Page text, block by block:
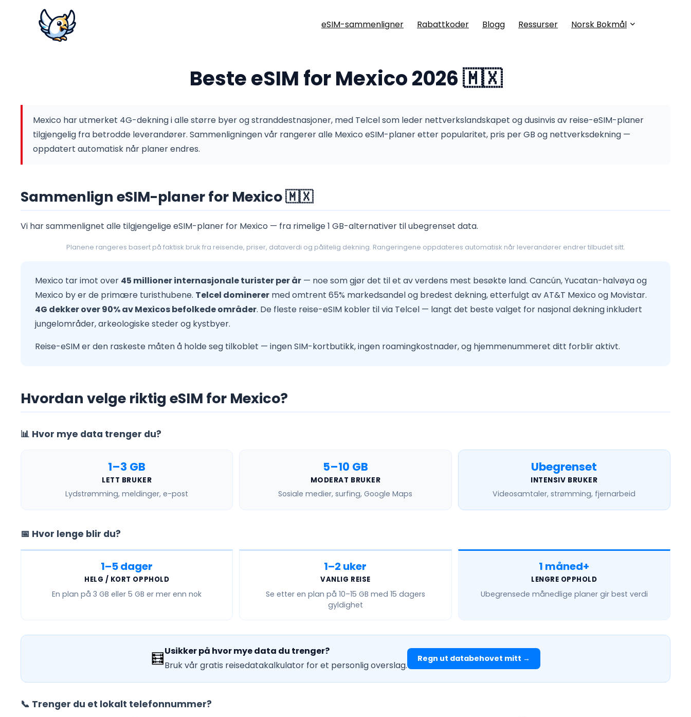
eSIM-sammenligner Rabattkoder Blogg Ressurser Norsk Bokmål
Beste eSIM for Mexico 2026 🇲🇽
Mexico har utmerket 4G-dekning i alle større byer og stranddestnasjoner, med Telcel som leder nettverkslandskapet og dusinvis av reise-eSIM-planer
tilgjengelig fra betrodde leverandører. Sammenligningen vår rangerer alle Mexico eSIM-planer etter popularitet, pris per GB og nettverksdekning —
oppdatert automatisk når planer endres.
Sammenlign eSIM-planer for Mexico 🇲🇽
Vi har sammenlignet alle tilgjengelige eSIM-planer for Mexico — fra rimelige 1 GB-alternativer til ubegrenset data.
Planene rangeres basert på faktisk bruk fra reisende, priser, dataverdi og pålitelig dekning. Rangeringene oppdateres automatisk når leverandører endrer tilbudet sitt.
Mexico tar imot over 45 millioner internasjonale turister per år — noe som gjør det til et av verdens mest besøkte land. Cancún, Yucatan-halvøya og
Mexico by er de primære turisthubene. Telcel dominerer med omtrent 65% markedsandel og bredest dekning, etterfulgt av AT&T Mexico og Movistar.
4G dekker over 90% av Mexicos befolkede områder. De fleste reise-eSIM kobler til via Telcel — langt det beste valget for nasjonal dekning inkludert
jungelområder, arkeologiske steder og kystbyer.
Reise-eSIM er den raskeste måten å holde seg tilkoblet — ingen SIM-kortbutikk, ingen roamingkostnader, og hjemmenummeret ditt forblir aktivt.
Hvordan velge riktig eSIM for Mexico?
📊 Hvor mye data trenger du?
1–3 GB
LETT BRUKER
Lydstrømming, meldinger, e-post
5–10 GB
MODERAT BRUKER
Sosiale medier, surfing, Google Maps
Ubegrenset
INTENSIV BRUKER
Videosamtaler, strømming, fjernarbeid
📅 Hvor lenge blir du?
1–5 dager
HELG / KORT OPPHOLD
En plan på3 GB eller 5 GB er mer enn nok
1–2 uker
VANLIG REISE
Se etter en plan på 10–15 GB med 15 dagers
gyldighet
1 måned+
LENGRE OPPHOLD
Ubegrensede månedlige planer gir best verdi
🧮Usikker på hvor mye data du trenger?
Bruk vår gratis reisedatakalkulator for et personlig overslag.
Regn ut databehovet mitt →
📞 Trenger du et lokalt telefonnummer?